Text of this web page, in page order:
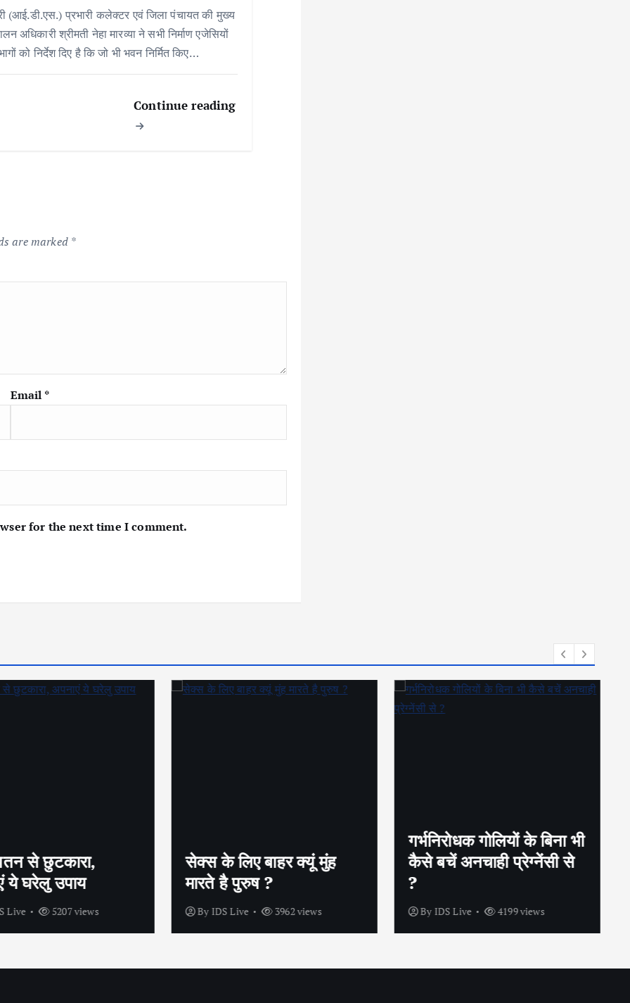
(आई.डी.एस.) प्रभारी कलेक्टर एवं जिला पंचायत की मुख्य
अधिकारी श्रीमती नेहा मारव्या ने सभी निर्माण एजेसियों
को निर्देश दिए है कि जो भी भवन निर्मित किए…
Continue reading
are marked *
Email *
for the next time I comment.
से छुटकारा,
ये घरेलु उपाय
5207 views
सेक्स के लिए बाहर क्यूं मुंह
मारते है पुरुष ?
ByIDS Live 3962 views
गर्भनिरोधक गोलियों के बिना भी
कैसे बचें अनचाही प्रेग्नेंसी से
?
ByIDS Live 4199 views